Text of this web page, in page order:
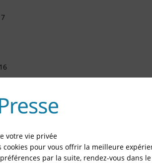
2015
(Arrivée)
votre vie privée
cookies pour vous offrir la meilleure
par la suite, rendez-vous dans